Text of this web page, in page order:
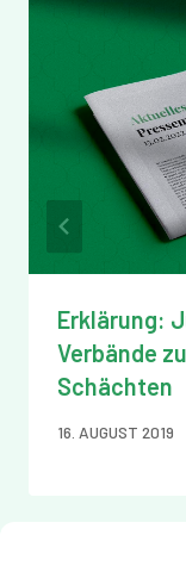
Erklärung:
Verbände
Schächten
16. AUGUST 2019